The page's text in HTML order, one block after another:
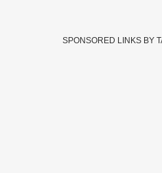
SPONSORED LINKS BY